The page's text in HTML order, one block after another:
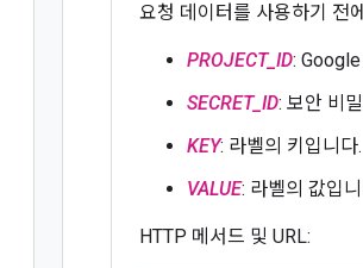
요청 데이터를 사용하기 전
PROJECT_ID:
SECRET_ID: 보안 비
KEY: 라벨의 키입니다.
VALUE: 라벨의 값입
HTTP 메서드 및 URL: